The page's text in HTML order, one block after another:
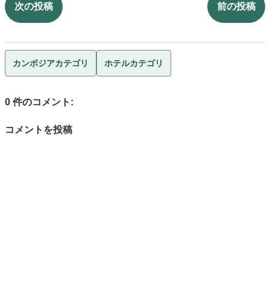
次の投稿 前の投稿
カンボジアカテゴリ ホテルカテゴリ
0 件のコメント:
コメントを投稿